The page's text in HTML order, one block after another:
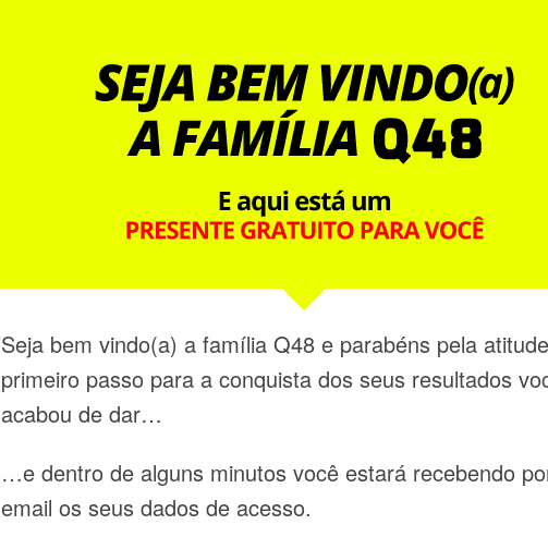
Seja bem vindo(a) a família Q48 e parabéns pela
primeiro passo para a conquista dos seus resultados
acabou de dar…
…e dentro de alguns minutos você estará recebendo
email os seus dados de acesso.